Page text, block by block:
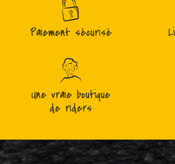
Paiement sécurisé
Une vraie boutique
de riders